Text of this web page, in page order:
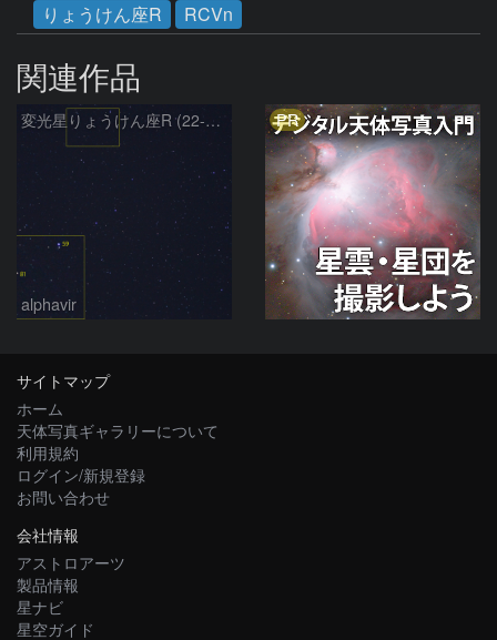
りょうけん座R
RCVn
関連作品
変光星りょうけん座R (22-04-30)
alphavir
PR
サイトマップ
ホーム
天体写真ギャラリーについて
利用規約
ログイン/新規登録
お問い合わせ
会社情報
アストロアーツ
製品情報
星ナビ
星空ガイド